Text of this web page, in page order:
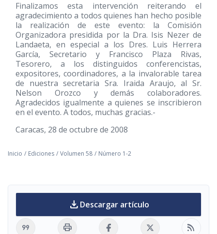
Finalizamos esta intervención reiterando el
agradecimiento a todos quienes han hecho posible
la realización de este evento: la Comisión
Organizadora presidida por la Dra. Isis Nezer de
Landaeta, en especial a los Dres. Luis Herrera
García, Secretario y Francisco Plaza Rivas,
Tesorero, a los distinguidos conferencistas,
expositores, coordinadores, a la invalorable tarea
de nuestra secretaria Sra. Iraida Araujo, al Sr.
Nelson Orozco y demás colaboradores.
Agradecidos igualmente a quienes se inscribieron
en el evento. A todos, muchas gracias.-
Caracas, 28 de octubre de 2008
Inicio / Ediciones / Volumen 58 / Número 1-2
download Descargar artículo
format_quote print rss_feed